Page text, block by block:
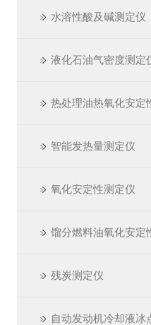
水溶性酸及碱测定仪
液化石油气密度测定
热处理油热氧化安定
智能发热量测定仪
氧化安定性测定仪
馏分燃料油氧化安定
残炭测定仪
自动发动机冷却液冰